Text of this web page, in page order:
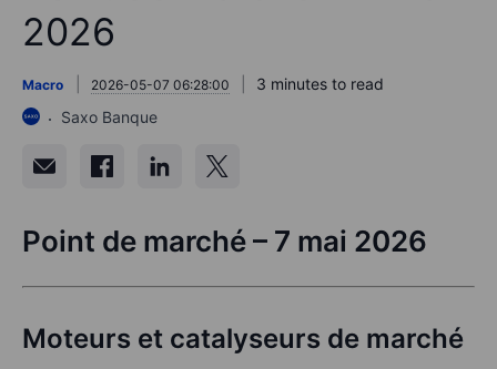
2026
Macro 2026-05-07 06:28:00
3 minutes to read
Saxo Banque
Point de marché – 7 mai 2026
Moteurs et catalyseurs de marché